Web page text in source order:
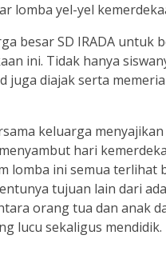
lomba yel-yel
besar SD IRADA untuk
ini. Tidak hanya
juga diajak serta
keluarga
hari
lomba ini semua terlihat
tujuan lain dari
orang tua dan anak
lucu sekaligus mendidik.